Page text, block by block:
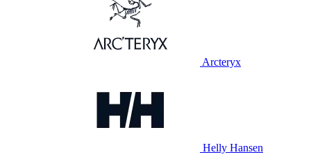
Arcteryx
Helly Hansen